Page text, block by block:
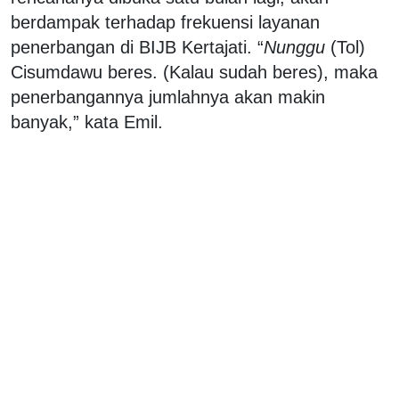
berdampak terhadap frekuensi layanan
penerbangan di BIJB Kertajati. “Nunggu (Tol)
Cisumdawu beres. (Kalau sudah beres), maka
penerbangannya jumlahnya akan makin
banyak,” kata Emil.